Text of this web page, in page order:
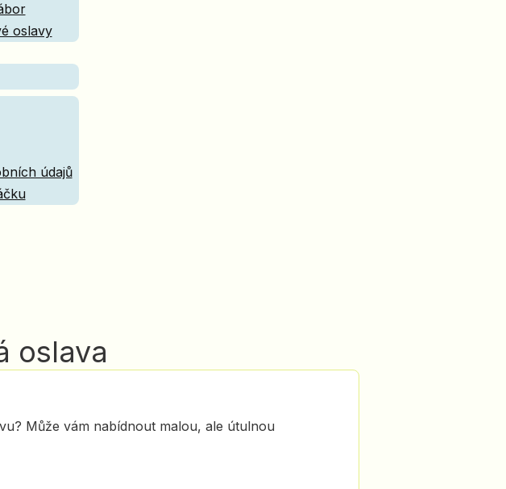
oslavy
údajů
oslava
Může vám nabídnout malou, ale útulnou